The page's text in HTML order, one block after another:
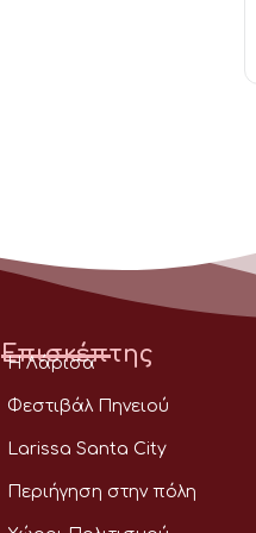
Επισκέπτης
Η Λάρισα
Φεστιβάλ Πηνειού
Larissa Santa City
Περιήγηση στην πόλη